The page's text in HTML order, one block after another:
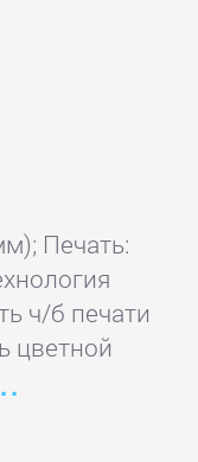
Печать:
ч/б печати
цветной